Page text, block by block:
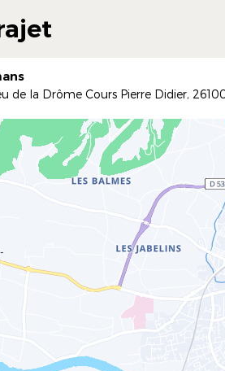
de la Drôme Cours Pierre Didier,